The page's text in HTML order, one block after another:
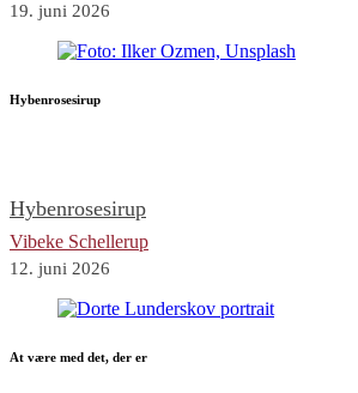
19. juni 2026
Hybenrosesirup
Hybenrosesirup
Vibeke Schellerup
12. juni 2026
At være med det, der er